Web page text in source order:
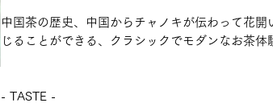
中国茶の歴史、中国からチャノキが伝わって花
じることができる、クラシックでモダンなお茶体
- TASTE -